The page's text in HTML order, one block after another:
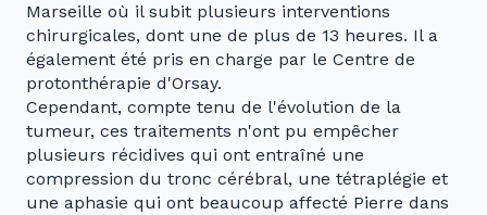
Marseille où il subit plusieurs interventions
chirurgicales, dont une de plus de 13 heures. Il a
également été pris en charge par le Centre de
protonthérapie d'Orsay.
Cependant, compte tenu de l'évolution de la
tumeur, ces traitements n'ont pu empêcher
plusieurs récidives qui ont entraîné une
compression du tronc cérébral, une tétraplégie et
une aphasie qui ont beaucoup affecté Pierre dans